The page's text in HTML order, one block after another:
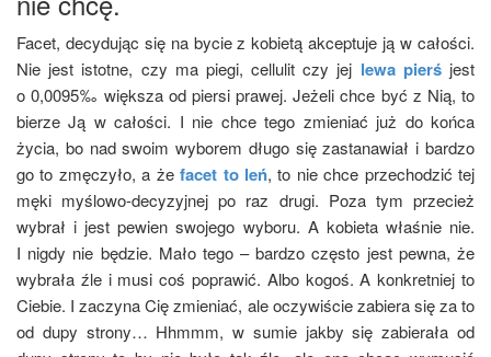
Facet, decy­du­jąc się na bycie z kobie­tą akcep­tu­je ją w cało­ści.
Nie jest istot­ne, czy ma pie­gi, cel­lu­lit czy jej lewa pierśjest
o 0,0095‰ więk­sza od pier­si pra­wej. Jeże­li chce być z Nią, to
bie­rze Ją w cało­ści. I nie chce tego zmie­niać już do koń­ca
życia, bo nad swo­im wybo­rem dłu­go się zasta­na­wiał i bar­dzo
go to zmę­czy­ło, a żefacet to leń, to nie chce prze­cho­dzić tej
męki myślo­wo-decy­zyj­nej po raz dru­gi. Poza tym prze­cież
wybrał i jest pewien swo­je­go wybo­ru. A kobie­ta wła­śnie nie.
I nigdy nie będzie. Mało tego – bar­dzo czę­sto jest pew­na, że
wybra­ła źle i musi coś popra­wić. Albo kogoś. A kon­kret­niej to
Cie­bie. I zaczy­na Cię zmie­niać, ale oczy­wi­ście zabie­ra się za to
od dupy stro­ny… Hhmmm, w sumie jak­by się zabie­ra­ła od